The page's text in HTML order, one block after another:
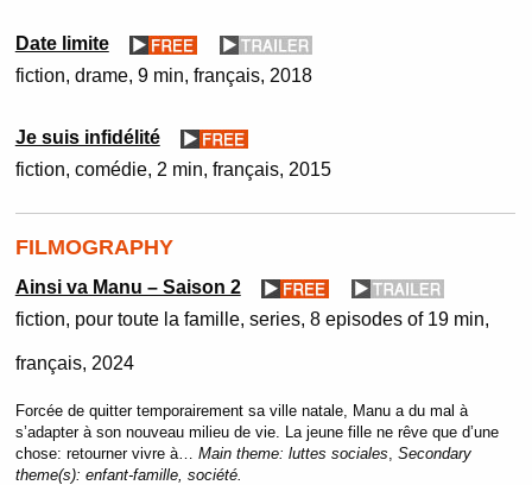
Date limite
fiction drame 9 min français 2018
Je suis infidélité
fiction comédie 2 min français 2015
FILMOGRAPHY
Ainsi va Manu – Saison 2
fiction pour toute la famille series 8 episodes of 19 min
français 2024
Forcée de quitter temporairement sa ville natale, Manu a du mal à
s’adapter à son nouveau milieu de vie. La jeune fille ne rêve que d’une
chose: retourner vivre à… Main theme: luttes sociales, Secondary
theme(s): enfant-famille, société.